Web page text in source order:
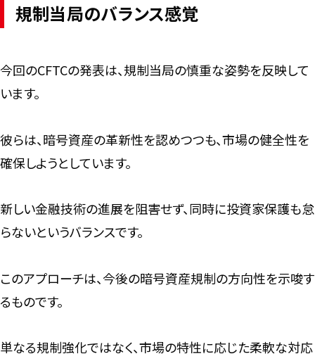
規制当局のバランス感覚
今回のCFTCの発表は、規制当局の慎重な姿勢を反映して
います。
彼らは、暗号資産の革新性を認めつつも、市場の健全性を
確保しようとしています。
新しい金融技術の進展を阻害せず、同時に投資家保護も怠
らないというバランスです。
このアプローチは、今後の暗号資産規制の方向性を示唆す
るものです。
単なる規制強化ではなく、市場の特性に応じた柔軟な対応